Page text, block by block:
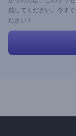
成してください。今す
ださい！